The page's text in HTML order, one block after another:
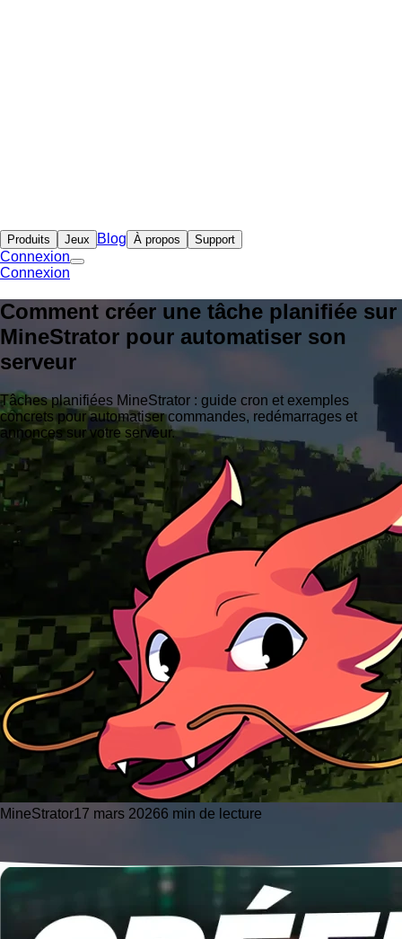
Produits Jeux Blog À propos Support
Connexion
Connexion
Comment créer une tâche planifiée sur
MineStrator pour automatiser son
serveur
Tâches planifiées MineStrator : guide cron et exemples
concrets pour automatiser commandes, redémarrages et
annonces sur votre serveur.
MineStrator17 mars 20266 min de lecture